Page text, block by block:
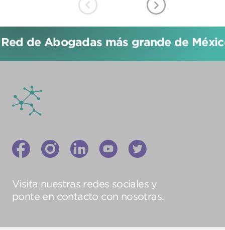
de Abogadas más grande de México!
Visita nuestras redes sociales y
ponte en contacto con nosotras.